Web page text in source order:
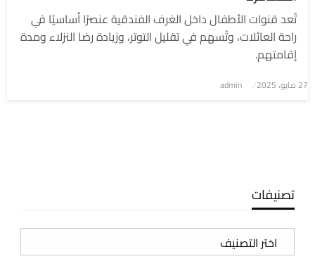
تُعد قنوات الأطفال داخل الغرف الفندقية عنصرًا أساسيًا في
راحة العائلات، وتُسهم في تقليل التوتر، وزيادة رضا النزلاء ومدة
إقامتهم.
نُشر
27 مايو، 2025 admin
تصنيفات
تصنيفات